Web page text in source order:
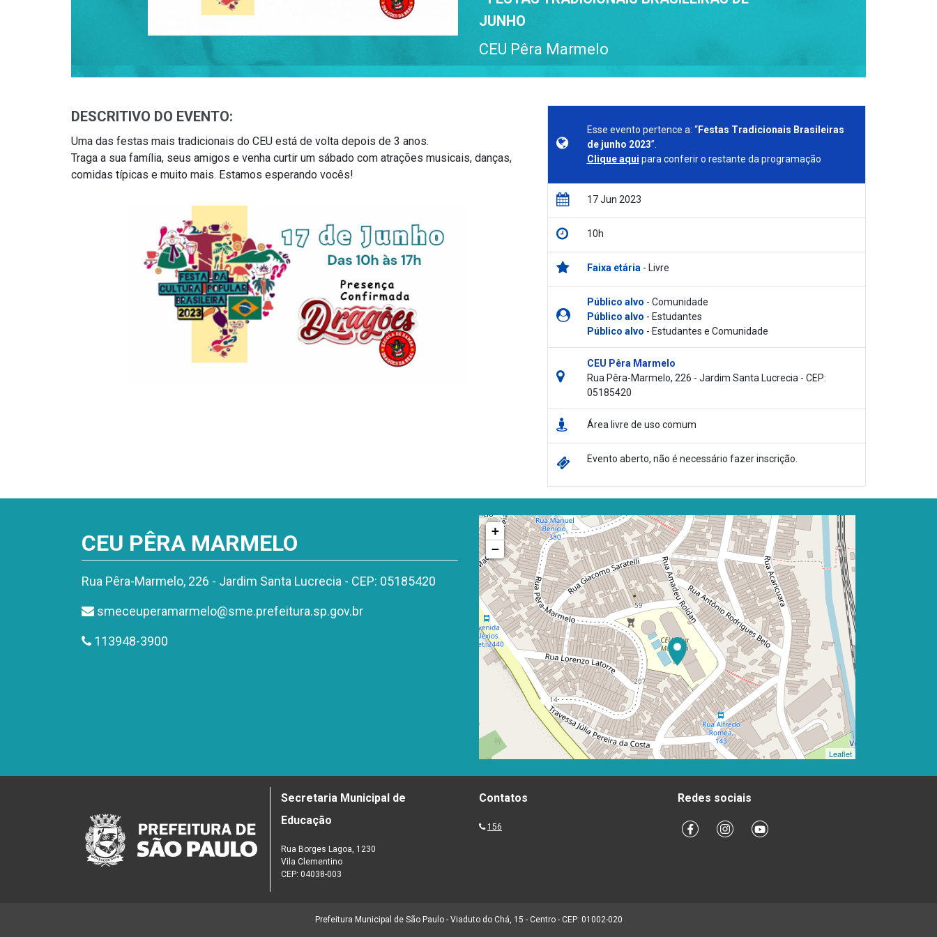
JUNHO
CEU Pêra Marmelo
DESCRITIVO DO EVENTO:
Uma das festas mais tradicionais do CEU está de volta depois de 3 anos.
Traga a sua família, seus amigos e venha curtir um sábado com atrações musicais, danças,
comidas típicas e muito mais. Estamos esperando vocês!
Esse evento pertence a: “Festas Tradicionais Brasileiras
de junho 2023”.
Clique aqui para conferir o restante da programação
17 Jun 2023
10h
Faixa etária - Livre
Público alvo - Comunidade
Público alvo - Estudantes
Público alvo - Estudantes e Comunidade
CEU Pêra Marmelo
Rua Pêra-Marmelo, 226 - Jardim Santa Lucrecia - CEP:
05185420
Área livre de uso comum
Evento aberto, não é necessário fazer inscrição.
CEU PÊRA MARMELO
Rua Pêra-Marmelo, 226 - Jardim Santa Lucrecia - CEP: 05185420
smeceuperamarmelo@sme.prefeitura.sp.gov.br
113948-3900
+
−
Leaflet
Secretaria Municipal de
Educação
Rua Borges Lagoa, 1230
Vila Clementino
CEP: 04038-003
Contatos
156
Redes sociais
Prefeitura Municipal de São Paulo - Viaduto do Chá, 15 - Centro - CEP: 01002-020